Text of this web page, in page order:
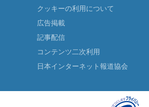
クッキーの利用について
広告掲載
記事配信
コンテンツ二次利用
日本インターネット報道協会